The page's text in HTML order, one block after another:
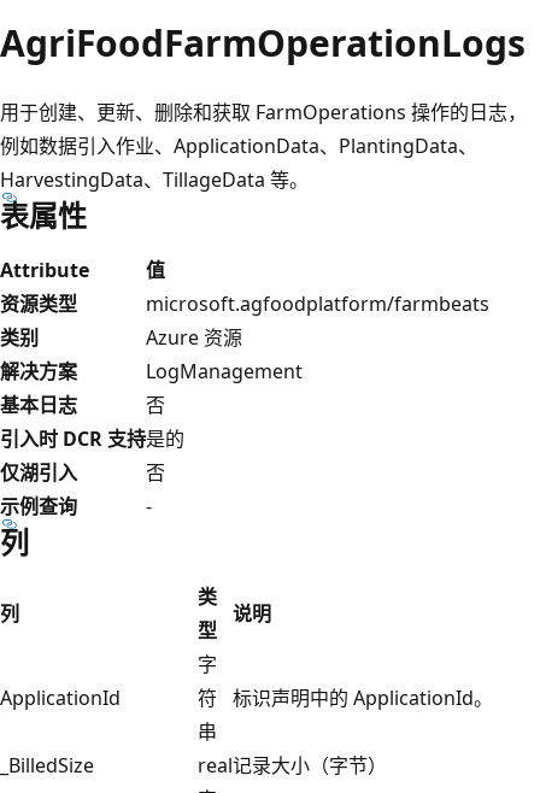
AgriFoodFarmOperationLogs
用于创建、更新、删除和获取 FarmOperations 操作的日志，
例如数据引入作业、ApplicationData、PlantingData、
HarvestingData、TillageData 等。
表属性
Attribute
值
资源类型
microsoft.agfoodplatform/farmbeats
类别
Azure 资源
解决方案
LogManagement
基本日志
否
引入时 DCR 支持是的
仅湖引入
否
示例查询
-
列
列
类
型
说明
ApplicationId
字
符
串
标识声明中的 ApplicationId。
_BilledSize real记录大小（字节）